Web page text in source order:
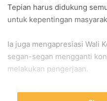
Tepian harus didukung
untuk kepentingan
Ia juga mengapresiasi Wali
segan-segan mengganti
melakukan pengerjaan.
Menurutnya, sudah